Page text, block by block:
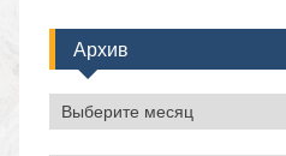
Архив
Архив